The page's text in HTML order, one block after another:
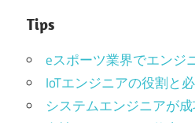
Tips
eスポーツ業界でエンジ
IoTエンジニアの役割と
システムエンジニアが